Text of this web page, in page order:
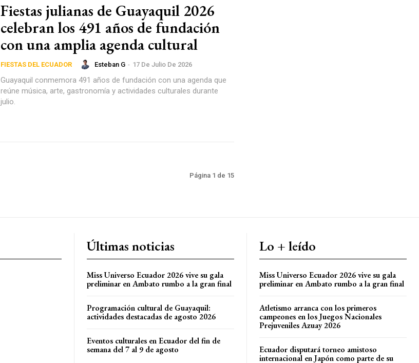
Fiestas julianas de Guayaquil 2026
celebran los 491 años de fundación
con una amplia agenda cultural
FIESTAS DEL ECUADOR Esteban G - 17 De Julio De 2026
Guayaquil conmemora 491 años de fundación con una agenda que
reúne música, arte, gastronomía y actividades culturales durante
julio.
Página 1 de 15
Últimas noticias
Miss Universo Ecuador 2026 vive su gala
preliminar en Ambato rumbo a la gran final
Programación cultural de Guayaquil:
actividades destacadas de agosto 2026
Eventos culturales en Ecuador del fin de
semana del 7 al 9 de agosto
Lo + leído
Miss Universo Ecuador 2026 vive su gala
preliminar en Ambato rumbo a la gran final
Atletismo arranca con los primeros
campeones en los Juegos Nacionales
Prejuveniles Azuay 2026
Ecuador disputará torneo amistoso
internacional en Japón como parte de su